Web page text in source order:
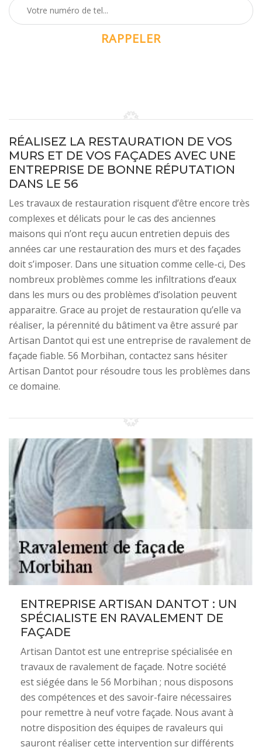
RÉALISEZ LA RESTAURATION DE VOS
MURS ET DE VOS FAÇADES AVEC UNE
ENTREPRISE DE BONNE RÉPUTATION
DANS LE 56
Les travaux de restauration risquent d’être encore très
complexes et délicats pour le cas des anciennes
maisons qui n’ont reçu aucun entretien depuis des
années car une restauration des murs et des façades
doit s’imposer. Dans une situation comme celle-ci, Des
nombreux problèmes comme les infiltrations d’eaux
dans les murs ou des problèmes d’isolation peuvent
apparaitre. Grace au projet de restauration qu’elle va
réaliser, la pérennité du bâtiment va être assuré par
Artisan Dantot qui est une entreprise de ravalement de
façade fiable. 56 Morbihan, contactez sans hésiter
Artisan Dantot pour résoudre tous les problèmes dans
ce domaine.
ENTREPRISE ARTISAN DANTOT : UN
SPÉCIALISTE EN RAVALEMENT DE
FAÇADE
Artisan Dantot est une entreprise spécialisée en
travaux de ravalement de façade. Notre société
est siégée dans le 56 Morbihan ; nous disposons
des compétences et des savoir-faire nécessaires
pour remettre à neuf votre façade. Nous avant à
notre disposition des équipes de ravaleurs qui
sauront réaliser cette intervention sur différents